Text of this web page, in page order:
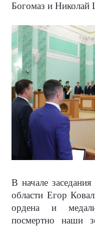
Богомаз и Николай
В начале
области Егор
ордена и
посмертно наши